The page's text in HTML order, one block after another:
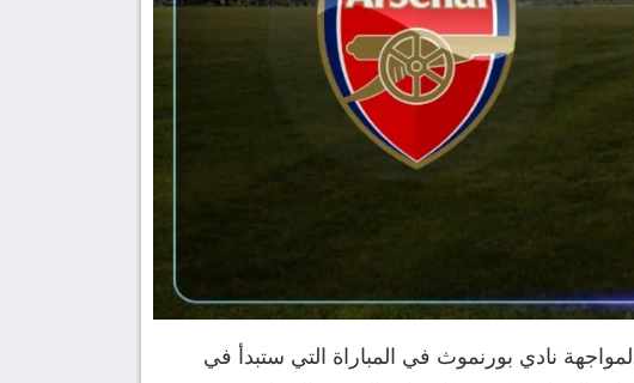
نادي بورنموث في المباراة التي ستبدأ في